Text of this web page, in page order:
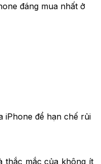
đáng mua nhất ở
iPhone để hạn chế rủi
thắc mắc của không ít